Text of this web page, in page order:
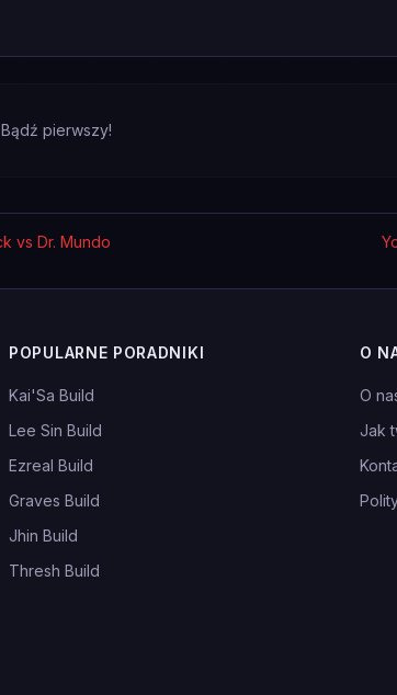
pierwszy!
vs Dr. Mundo
POPULARNE PORADNIKI
Kai'Sa Build
Lee Sin Build
Ezreal Build
Graves Build
Jhin Build
Thresh Build
O
O
Jak